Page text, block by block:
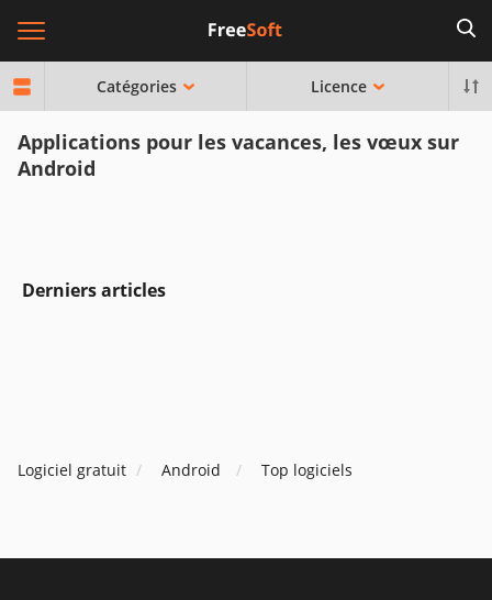
Catégories Licence
Applications pour les vacances, les vœux sur
Android
Derniers articles
Logiciel gratuit Android Top logiciels